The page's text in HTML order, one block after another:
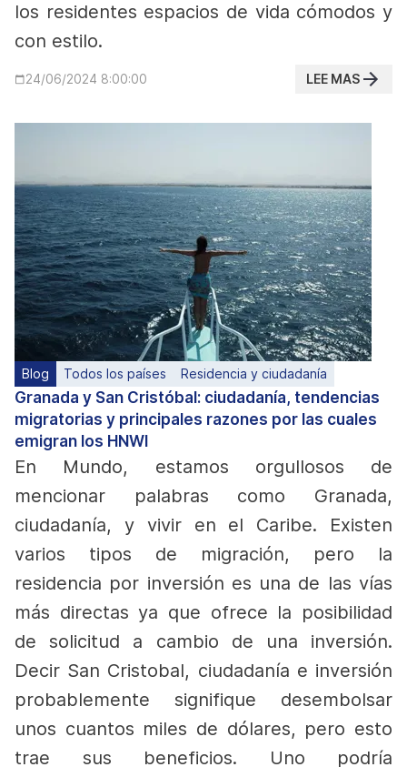
los residentes espacios de vida cómodos y
con estilo.
24/06/2024 8:00:00 LEE MAS
Blog Todos los países Residencia y ciudadanía
Granada y San Cristóbal: ciudadanía, tendencias
migratorias y principales razones por las cuales
emigran los HNWI
En Mundo, estamos orgullosos de
mencionar palabras como Granada,
ciudadanía, y vivir en el Caribe. Existen
varios tipos de migración, pero la
residencia por inversión es una de las vías
más directas ya que ofrece la posibilidad
de solicitud a cambio de una inversión.
Decir San Cristobal, ciudadanía e inversión
probablemente signifique desembolsar
unos cuantos miles de dólares, pero esto
trae sus beneficios.
Uno podría